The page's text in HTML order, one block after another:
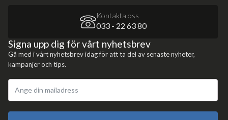
Kontakta oss
033 - 22 63 80
Signa upp dig för vårt nyhetsbrev
Gå med i vårt nyhetsbrev idag för att ta del av senaste nyheter,
kampanjer och tips.